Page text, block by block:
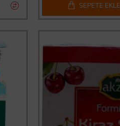
SEPETE EKLE